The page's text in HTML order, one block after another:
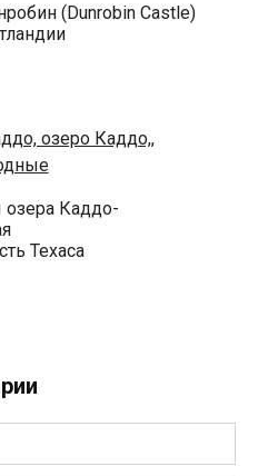
(Dunrobin Castle)
Каддо-
Техаса